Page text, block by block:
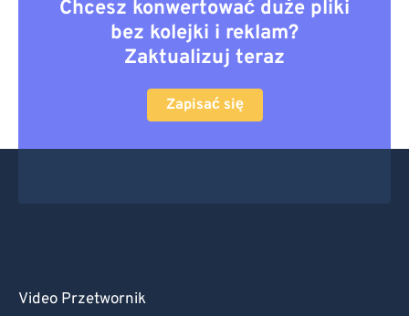
Chcesz konwertować duże pliki
bez kolejki i reklam?
Zaktualizuj teraz
Zapisać się
Video Przetwornik